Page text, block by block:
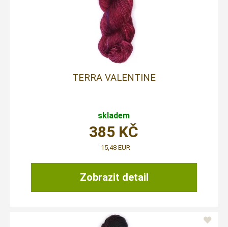
TERRA VALENTINE
skladem
Zobrazit detail
385 KČ
15,48 EUR